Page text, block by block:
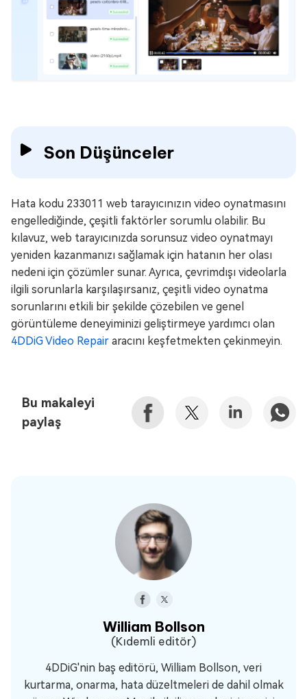
Son Düşünceler
Hata kodu 233011 web tarayıcınızın video oynatmasını
engellediğinde, çeşitli faktörler sorumlu olabilir. Bu
kılavuz, web tarayıcınızda sorunsuz video oynatmayı
yeniden kazanmanızı sağlamak için hatanın her olası
nedeni için çözümler sunar. Ayrıca, çevrimdışı videolarla
ilgili sorunlarla karşılaşırsanız, çeşitli video oynatma
sorunlarını etkili bir şekilde çözebilen ve genel
görüntüleme deneyiminizi geliştirmeye yardımcı olan
4DDiG Video Repair aracını keşfetmekten çekinmeyin.
Bu makaleyi
paylaş
William Bollson
(Kıdemli editör)
4DDiG'nin baş editörü, William Bollson, veri
kurtarma, onarma, hata düzeltmeleri de dahil olmak